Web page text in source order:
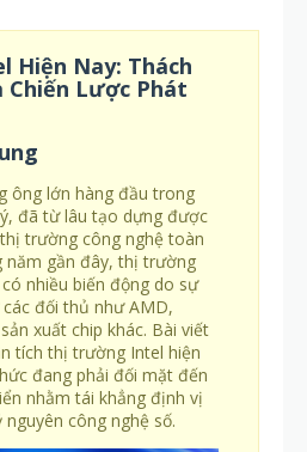
Hiện Nay: Thách
Chiến Lược Phát
ông lớn hàng đầu trong
đã từ lâu tạo dựng được
trường công nghệ toàn
năm gần đây, thị trường
nhiều biến động do sự
đối thủ như AMD,
xuất chip khác. Bài viết
tích thị trường Intel hiện
đang phải đối mặt đến
nhằm tái khẳng định vị
công nghệ số.